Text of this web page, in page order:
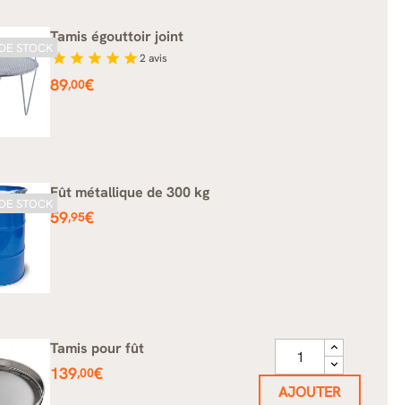
Tamis égouttoir joint
star star star star star2avis
Prix
89,00€
STOCK
Fût métallique de 300 kg
Prix
59,95€
STOCK
Tamis pour fût
Prix
139,00€
AJOUTER